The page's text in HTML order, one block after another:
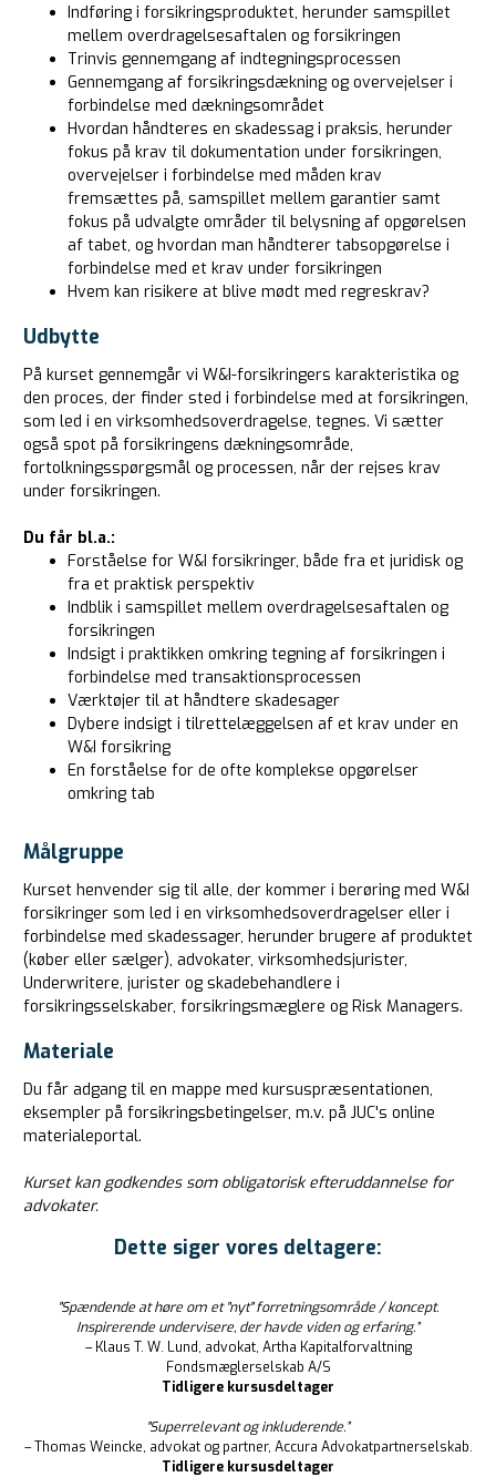
Indføring i forsikringsproduktet, herunder samspillet
mellem overdragelsesaftalen og forsikringen
Trinvis gennemgang af indtegningsprocessen
Gennemgang af forsikringsdækning og overvejelser i
forbindelse med dækningsområdet
Hvordan håndteres en skadessag i praksis, herunder
fokus på krav til dokumentation under forsikringen,
overvejelser i forbindelse med måden krav
fremsættes på, samspillet mellem garantier samt
fokus på udvalgte områder til belysning af opgørelsen
af tabet, og hvordan man håndterer tabsopgørelse i
forbindelse med et krav under forsikringen
Hvem kan risikere at blive mødt med regreskrav?
Udbytte
På kurset gennemgår vi W&I-forsikringers karakteristika og
den proces, der finder sted i forbindelse med at forsikringen,
som led i en virksomhedsoverdragelse, tegnes. Vi sætter
også spot på forsikringens dækningsområde,
fortolkningsspørgsmål og processen, når der rejses krav
under forsikringen.
Du får bl.a.:
Forståelse for W&I forsikringer, både fra et juridisk og
fra et praktisk perspektiv
Indblik i samspillet mellem overdragelsesaftalen og
forsikringen
Indsigt i praktikken omkring tegning af forsikringen i
forbindelse med transaktionsprocessen
Værktøjer til at håndtere skadesager
Dybere indsigt i tilrettelæggelsen af et krav under en
W&I forsikring
En forståelse for de ofte komplekse opgørelser
omkring tab
Målgruppe
Kurset henvender sig til alle, der kommer i berøring med W&I
forsikringer som led i en virksomhedsoverdragelser eller i
forbindelse med skadessager, herunder brugere af produktet
(køber eller sælger), advokater, virksomhedsjurister,
Underwritere, jurister og skadebehandlere i
forsikringsselskaber, forsikringsmæglere og Risk Managers.
Materiale
Du får adgang til en mappe med kursuspræsentationen,
eksempler på forsikringsbetingelser, m.v. på JUC's online
materialeportal.
Kurset kan godkendes som obligatorisk efteruddannelse for
advokater.
Dette siger vores deltagere:
"Spændende at høre om et "nyt" forretningsområde / koncept.
Inspirerende undervisere, der havde viden og erfaring.”
– Klaus T. W. Lund, advokat, Artha Kapitalforvaltning
Fondsmæglerselskab A/S
Tidligere kursusdeltager
"Superrelevant og inkluderende.”
– Thomas Weincke, advokat og partner, Accura Advokatpartnerselskab.
Tidligere kursusdeltager